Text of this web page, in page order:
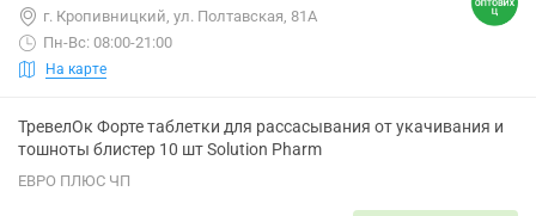
г. Кропивницкий, ул. Полтавская, 81А
Пн-Вс: 08:00-21:00
На карте
ТревелОк Форте таблетки для рассасывания от укачивания и
тошноты блистер 10 шт Solution Pharm
ЕВРО ПЛЮС ЧП